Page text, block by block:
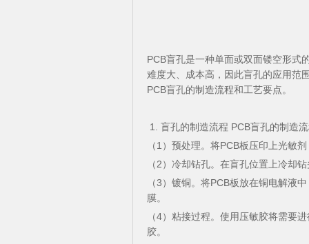
PCB盲孔是一种单面或双面镂空形式
难度大、成本高，因此盲孔的应用范
PCB盲孔的制造流程和工艺要点。
1. 盲孔的制造流程 PCB盲孔的制造
（1）预处理。将PCB板压印上光敏
（2）冷却钻孔。在盲孔位置上冷却
（3）镀铜。将PCB板放在铜电解液
膜。
（4）粘接过程。使用压敏胶将需要
胶。